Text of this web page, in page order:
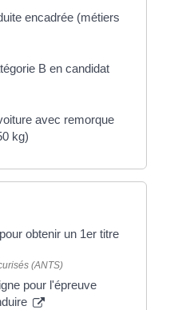
encadrée (métiers
B en candidat
avec remorque
kg)
obtenir un 1er titre
(ANTS)
pour l'épreuve